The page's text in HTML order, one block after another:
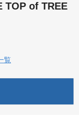
TOP of TREE
覧